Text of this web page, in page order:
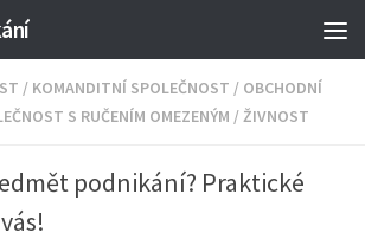
/ KOMANDITNÍ SPOLEČNOST / OBCHODNÍ
S RUČENÍM OMEZENÝM /ŽIVNOST
podnikání? Praktické